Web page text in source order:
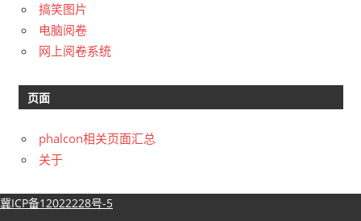
搞笑图片
电脑阅卷
网上阅卷系统
页面
phalcon相关页面汇总
关于
冀ICP备12022228号-5